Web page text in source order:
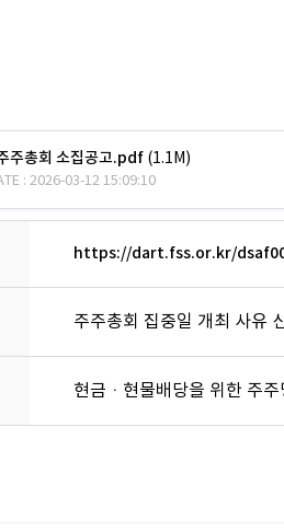
주총회 소집공고.pdf (1.1M)
: 2026-03-12 15:09:10
https://dart.fss.or.kr/
주주총회 집중일 개최 사유
현금ㆍ현물배당을 위한 주